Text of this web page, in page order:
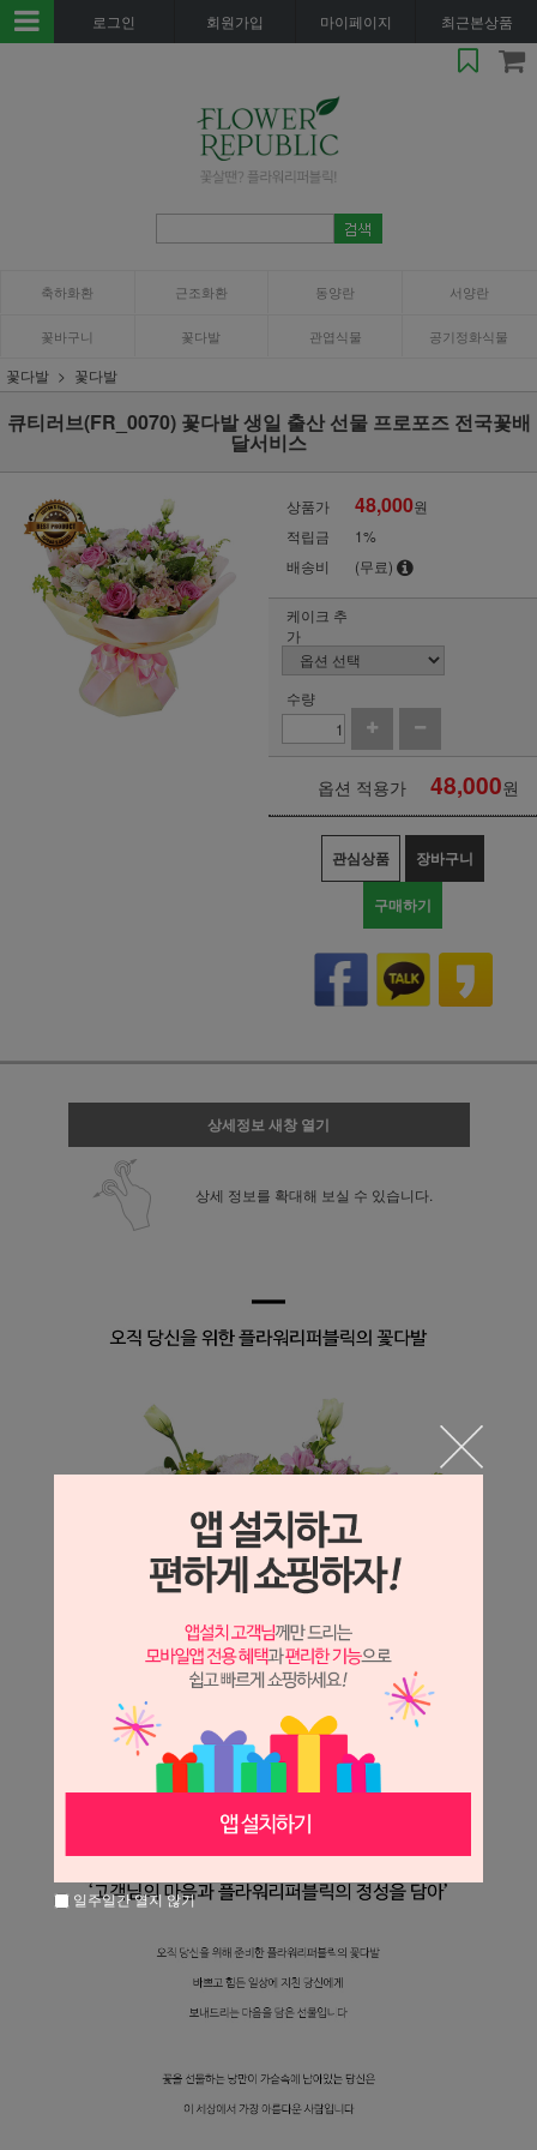
로그인 회원가입 마이페이지 최근본상품
축하화환 근조화환 동양란 서양란
꽃바구니 꽃다발 관엽식물 공기정화식물
꽃다발 꽃다발
큐티러브(FR_0070) 꽃다발 생일 출산 선물 프로포즈 전국꽃배
달서비스
상품가 48,000원
적립금
1%
배송비
(무료)
케이크 추
가
수량
옵션 적용가 48,000원
관심상품 장바구니
구매하기
상세정보 새창 열기
상세 정보를 확대해 보실 수 있습니다.
일주일간 열지 않기